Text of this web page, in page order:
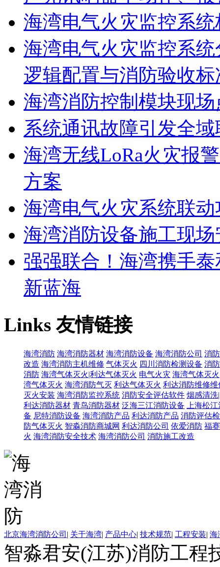
海湾电气火灾监控系
海湾电气火灾监控系
逻辑配置与消防验收标
海湾消防控制模块现
系统通讯故障引发全
海湾无线LoRa火灾报
方案
海湾电气火灾系统联
海湾消防设备施工现
强强联合！海湾携手
新蓝海
Links友情链接
海湾消防 海湾消防器材 海湾消防设备 海湾消防公司 消
改造 海湾消防主机维修 气体灭火 四川消防检测设备 消
消防 海湾气体灭火|利达气体灭火 电气火灾 海湾气体灭
湾气体灭火 海湾消防气灭 利达气体灭火 利达消防维修维
灭火安装 海湾消防监控系统 消防安全评估软件 烟感清洗
利达消防器材 青鸟消防器材 泛海三江消防设备
上海松
备 尼特消防设备 海湾消防产品 利达消防产品 消防评估
防气体灭火 智淼消防商城网 利达消防公司 依爱消防 福
火 海湾消防安全技术 海湾消防公司 消防施工改造
北京海湾消防公司 | 关于海湾| 产品中心| 技术规范| 工程安装| 海
智淼君安(江苏)消防工程